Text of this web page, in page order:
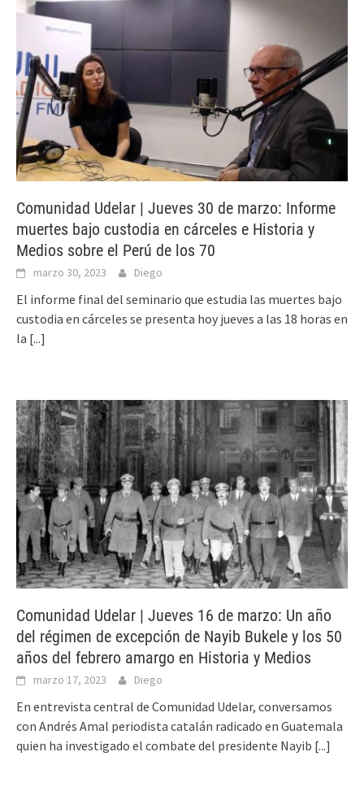
Comunidad Udelar | Jueves 30 de marzo: Informe
muertes bajo custodia en cárceles e Historia y
Medios sobre el Perú de los 70
marzo 30, 2023 Diego
El informe final del seminario que estudia las muertes bajo
custodia en cárceles se presenta hoy jueves a las 18 horas en
la [...]
Comunidad Udelar | Jueves 16 de marzo: Un año
del régimen de excepción de Nayib Bukele y los 50
años del febrero amargo en Historia y Medios
marzo 17, 2023 Diego
En entrevista central de Comunidad Udelar, conversamos
con Andrés Amal periodista catalán radicado en Guatemala
quien ha investigado el combate del presidente Nayib [...]